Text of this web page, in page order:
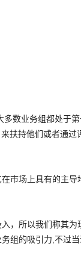
数业务组都处于
扶持他们或者通
市场上具有的主
，所以我们称其
组的吸引力,不过